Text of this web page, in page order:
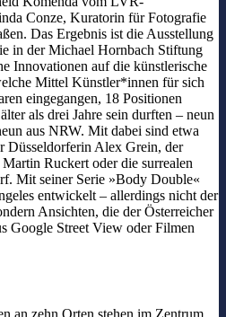
Conze, Kuratorin für Fotografie
Das Ergebnis ist die Ausstellung
in der Michael Hornbach Stiftung
Innovationen auf die künstlerische
Mittel Künstler*innen für sich
eingegangen, 18 Positionen
als drei Jahre sein durften – neun
aus NRW. Mit dabei sind etwa
Düsseldorferin Alex Grein, der
Ruckert oder die surrealen
Mit seiner Serie »Body Double«
entwickelt – allerdings nicht der
Ansichten, die der Österreicher
Google Street View oder Filmen
an zehn Orten stehen im Zentrum